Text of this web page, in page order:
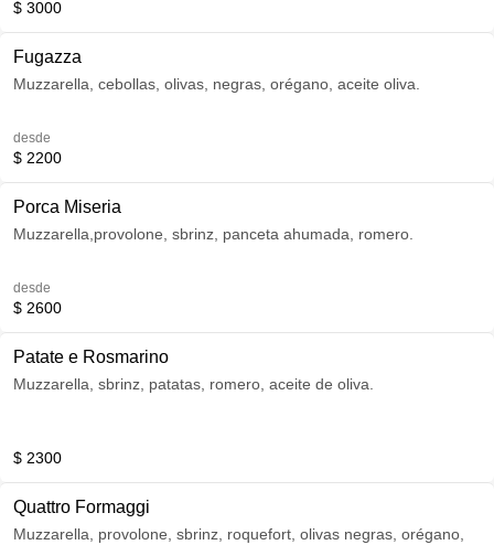
$ 3000
Fugazza
Muzzarella, cebollas, olivas, negras, orégano, aceite oliva.
desde
$ 2200
Porca Miseria
Muzzarella,provolone, sbrinz, panceta ahumada, romero.
desde
$ 2600
Patate e Rosmarino
Muzzarella, sbrinz, patatas, romero, aceite de oliva.
$ 2300
Quattro Formaggi
Muzzarella, provolone, sbrinz, roquefort, olivas negras, orégano,